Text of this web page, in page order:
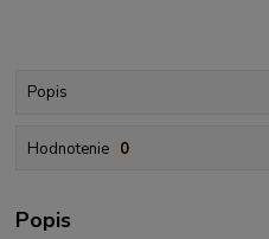
Popis
Hodnotenie 0
Popis